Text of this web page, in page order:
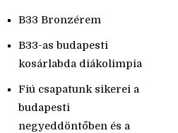
B33 Bronzérem
B33-as budapesti
kosárlabda diákolimpia
Fiú csapatunk sikerei a
budapesti
negyeddöntőben és a